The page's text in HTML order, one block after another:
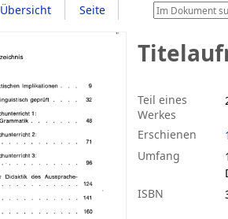
Übersicht Seite
Teil eines
Werkes
Erschienen
Umfang
ISBN